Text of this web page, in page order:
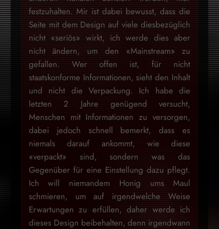
festzuhalten. Mir ist dabei bewusst, dass die
Seite mit dem Design auf viele diesbezüglich
nicht «seriös» wirkt, ich werde dies aber
nicht ändern, um den «Mainstream» zu
gefallen. Wer offen ist, für nicht
staatskonforme Informationen, sieht den Inhalt
und nicht die Verpackung. Ich habe die
letzten 2 Jahre genügend versucht,
Menschen mit Informationen zu versorgen,
dabei jedoch schnell bemerkt, dass es
niemals darauf ankommt, wie diese
«verpackt» sind, sondern was das
Gegenüber für eine Einstellung dazu pflegt.
Ich will niemandem Honig ums Maul
schmieren, um auf irgendwelche Weise
Erwartungen zu erfüllen, daher werde ich
dieses Design beibehalten, denn irgendwann